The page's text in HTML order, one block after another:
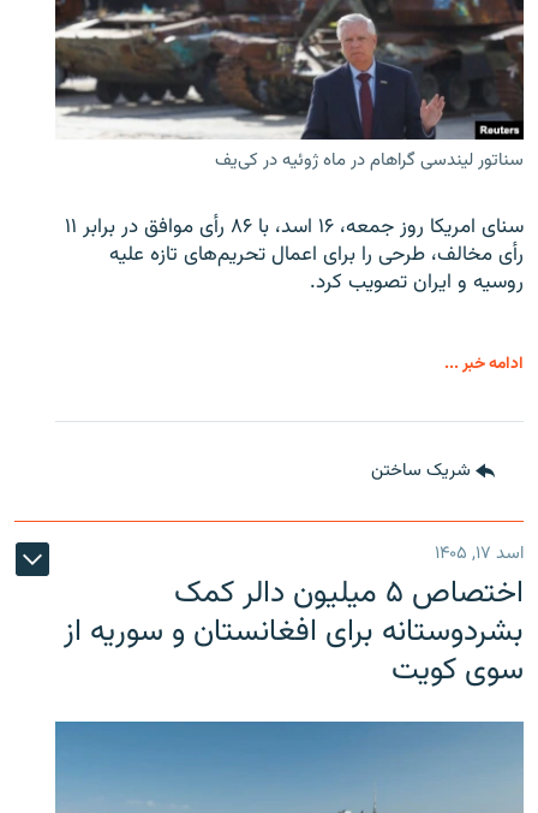
سناتور لیندسی گراهام در ماه ژوئیه در کی‌یف
سنای امریکا روز جمعه، ۱۶ اسد، با ۸۶ رأی موافق در برابر ۱۱
رأی مخالف، طرحی را برای اعمال تحریم‌های تازه علیه
روسیه و ایران تصویب کرد.
ادامه خبر ...
شریک ساختن
اسد ۱۷, ۱۴۰۵
اختصاص ۵ میلیون دالر کمک
بشردوستانه برای افغانستان و سوریه از
سوی کویت